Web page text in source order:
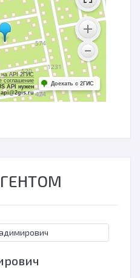
на API 2ГИС
соглашение
API нужен
Доехать с 2ГИС